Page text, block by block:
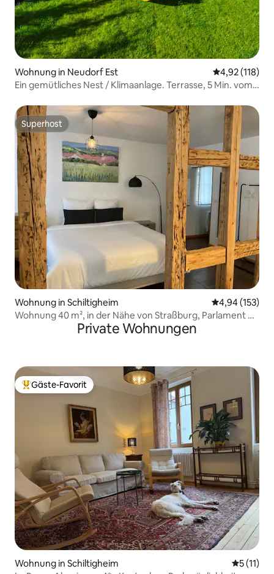
Wohnung in Neudorf Est
4,92 (118)
Ein gemütliches Nest / Klimaanlage. Terrasse, 5 Min. vom
Superhost
Superhost
Wohnung in Schiltigheim
4,94 (153)
Wohnung 40 m², in der Nähe von Straßburg, Parlament &
Private Wohnungen
Beliebter Gäste-Favorit.
Gäste-Favorit
Wohnung in Schiltigheim
5 (11)